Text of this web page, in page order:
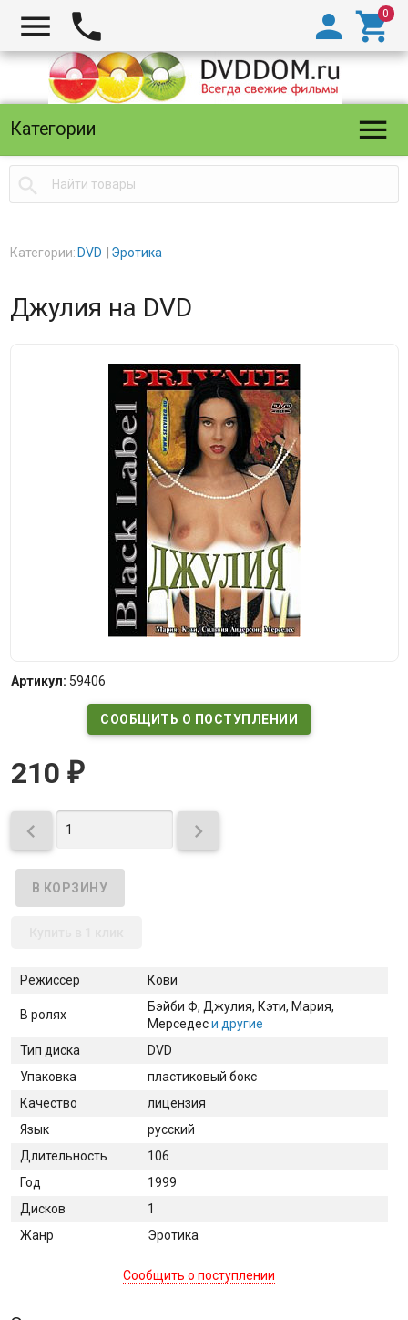
  

Категории 

Категории: DVD Эротика
Джулия на DVD
Артикул: 59406
СООБЩИТЬ О ПОСТУПЛЕНИИ
210 ₽
 
Режиссер Кови
В ролях
Бэйби Ф, Джулия, Кэти, Мария,
Мерседеси другие
Тип диска
DVD
Упаковка
пластиковый бокс
Качество
лицензия
Язык
русский
Длительность
106
Год
1999
Дисков
1
Жанр
Эротика
Сообщить о поступлении